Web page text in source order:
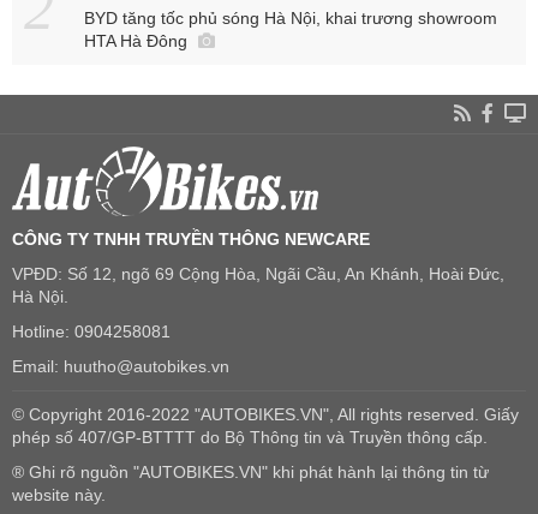
BYD tăng tốc phủ sóng Hà Nội, khai trương showroom
HTA Hà Đông
CÔNG TY TNHH TRUYỀN THÔNG NEWCARE
VPĐD: Số 12, ngõ 69 Cộng Hòa, Ngãi Cầu, An Khánh, Hoài Đức,
Hà Nội.
Hotline: 0904258081
Email: huutho@autobikes.vn
© Copyright 2016-2022 "AUTOBIKES.VN", All rights reserved. Giấy
phép số 407/GP-BTTTT do Bộ Thông tin và Truyền thông cấp.
® Ghi rõ nguồn "AUTOBIKES.VN" khi phát hành lại thông tin từ
website này.